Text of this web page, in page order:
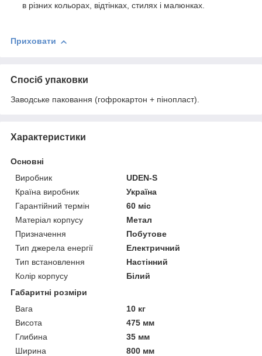
в різних кольорах, відтінках, стилях і малюнках.
Приховати
Спосіб упаковки
Заводське паковання (гофрокартон + пінопласт).
Характеристики
Основні
Виробник
UDEN-S
Країна виробник
Україна
Гарантійний термін
60 міс
Матеріал корпусу
Метал
Призначення
Побутове
Тип джерела енергії
Електричний
Тип встановлення
Настінний
Колір корпусу
Білий
Габаритні розміри
Вага
10 кг
Висота
475 мм
Глибина
35 мм
Ширина
800 мм